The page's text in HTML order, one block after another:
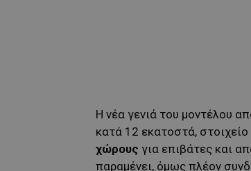
Η νέα γενιά του μοντέλου
κατά 12 εκατοστά,
χώρους για επιβάτες και
παραμένει, όμως πλέον